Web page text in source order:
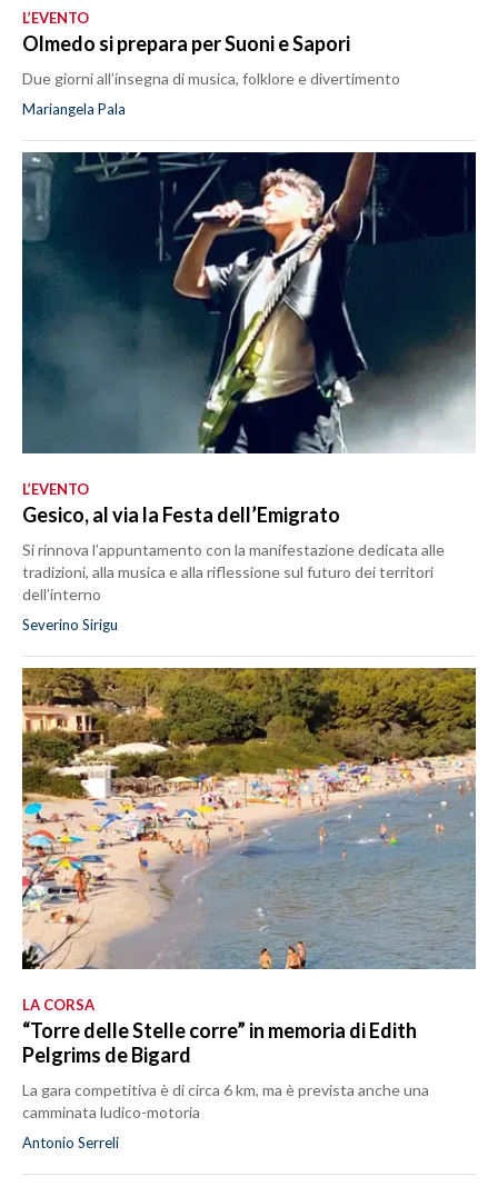
L’EVENTO
Olmedo si prepara per Suoni e Sapori
Due giorni all’insegna di musica, folklore e divertimento
Mariangela Pala
L’EVENTO
Gesico, al via la Festa dell’Emigrato
Si rinnova l’appuntamento con la manifestazione dedicata alle
tradizioni, alla musica e alla riflessione sul futuro dei territori
dell’interno
Severino Sirigu
LA CORSA
“Torre delle Stelle corre” in memoria di Edith
Pelgrims de Bigard
La gara competitiva è di circa 6 km, ma è prevista anche una
camminata ludico-motoria
Antonio Serreli